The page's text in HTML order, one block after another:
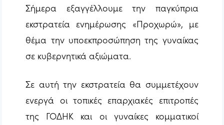
Σήμερα εξαγγέλλουμε την παγκύπρια
εκστρατεία ενημέρωσης «Προχωρώ», με
θέμα την υποεκπροσώπηση της γυναίκας
σε κυβερνητικά αξιώματα.
Σε αυτή την εκστρατεία θα συμμετέχουν
ενεργά οι τοπικές επαρχιακές επιτροπές
της ΓΟΔΗΚ και οι γυναίκες κομματικοί